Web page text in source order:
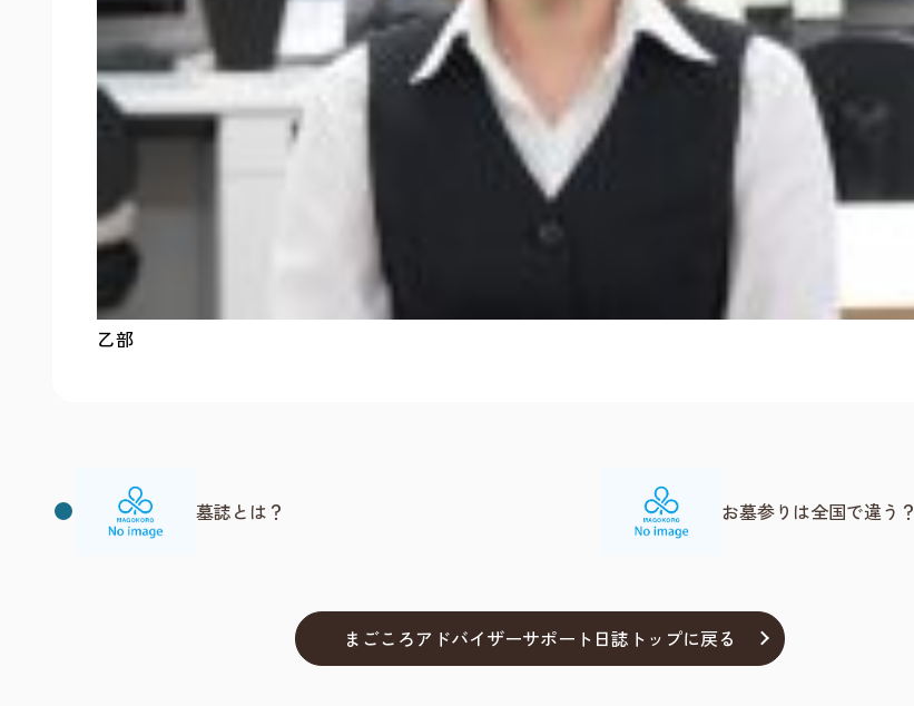
乙部
墓誌とは？ お墓参りは全国で違う？
まごころアドバイザーサポート日誌トップに戻る